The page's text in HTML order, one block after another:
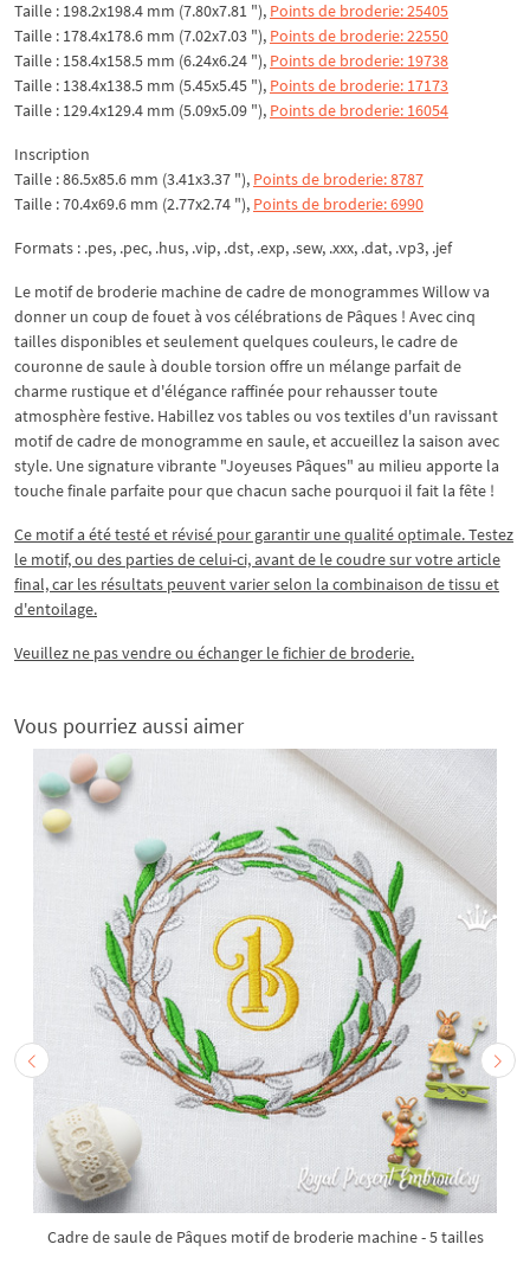
Taille : 198.2x198.4 mm (7.80x7.81 "), Points de broderie: 25405
Taille : 178.4x178.6 mm (7.02x7.03 "), Points de broderie: 22550
Taille : 158.4x158.5 mm (6.24x6.24 "), Points de broderie: 19738
Taille : 138.4x138.5 mm (5.45x5.45 "), Points de broderie: 17173
Taille : 129.4x129.4 mm (5.09x5.09 "), Points de broderie: 16054
Inscription
Taille : 86.5x85.6 mm (3.41x3.37 "), Points de broderie: 8787
Taille : 70.4x69.6 mm (2.77x2.74 "), Points de broderie: 6990
Formats : .pes, .pec, .hus, .vip, .dst, .exp, .sew, .xxx, .dat, .vp3, .jef
Le motif de broderie machine de cadre de monogrammes Willow va
donner un coup de fouet à vos célébrations de Pâques ! Avec cinq
tailles disponibles et seulement quelques couleurs, le cadre de
couronne de saule à double torsion offre un mélange parfait de
charme rustique et d'élégance raffinée pour rehausser toute
atmosphère festive. Habillez vos tables ou vos textiles d'un ravissant
motif de cadre de monogramme en saule, et accueillez la saison avec
style. Une signature vibrante "Joyeuses Pâques" au milieu apporte la
touche finale parfaite pour que chacun sache pourquoi il fait la fête !
Ce motif a été testé et révisé pour garantir une qualité optimale. Testez
le motif, ou des parties de celui-ci, avant de le coudre sur votre article
final, car les résultats peuvent varier selon la combinaison de tissu et
d'entoilage.
Veuillez ne pas vendre ou échanger le fichier de broderie.
Vous pourriez aussi aimer
Cadre de saule de Pâques motif de broderie machine - 5 tailles